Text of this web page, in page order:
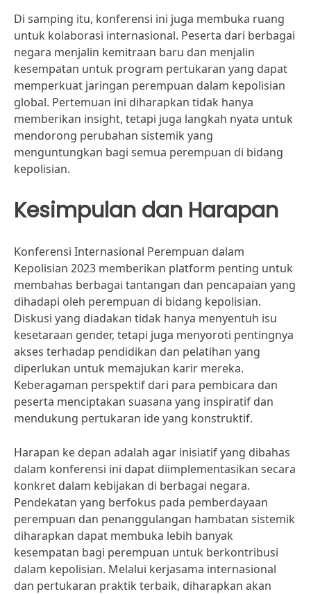
Di samping itu, konferensi ini juga membuka ruang
untuk kolaborasi internasional. Peserta dari berbagai
negara menjalin kemitraan baru dan menjalin
kesempatan untuk program pertukaran yang dapat
memperkuat jaringan perempuan dalam kepolisian
global. Pertemuan ini diharapkan tidak hanya
memberikan insight, tetapi juga langkah nyata untuk
mendorong perubahan sistemik yang
menguntungkan bagi semua perempuan di bidang
kepolisian.
Kesimpulan dan Harapan
Konferensi Internasional Perempuan dalam
Kepolisian 2023 memberikan platform penting untuk
membahas berbagai tantangan dan pencapaian yang
dihadapi oleh perempuan di bidang kepolisian.
Diskusi yang diadakan tidak hanya menyentuh isu
kesetaraan gender, tetapi juga menyoroti pentingnya
akses terhadap pendidikan dan pelatihan yang
diperlukan untuk memajukan karir mereka.
Keberagaman perspektif dari para pembicara dan
peserta menciptakan suasana yang inspiratif dan
mendukung pertukaran ide yang konstruktif.
Harapan ke depan adalah agar inisiatif yang dibahas
dalam konferensi ini dapat diimplementasikan secara
konkret dalam kebijakan di berbagai negara.
Pendekatan yang berfokus pada pemberdayaan
perempuan dan penanggulangan hambatan sistemik
diharapkan dapat membuka lebih banyak
kesempatan bagi perempuan untuk berkontribusi
dalam kepolisian. Melalui kerjasama internasional
dan pertukaran praktik terbaik, diharapkan akan